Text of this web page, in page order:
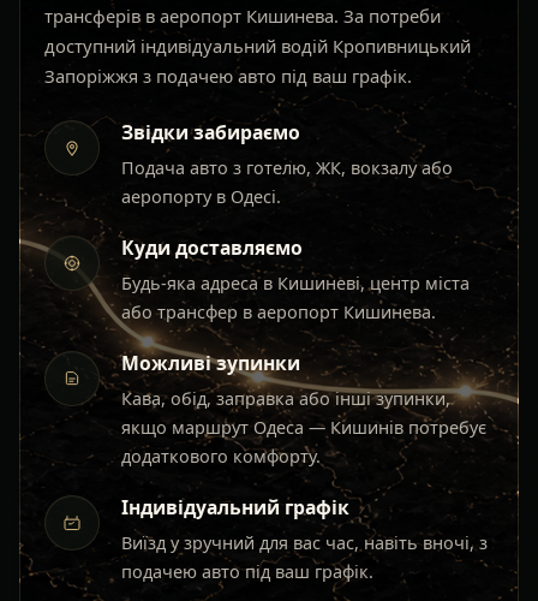
трансферів в аеропорт Кишинева. За потреби
доступний індивідуальний водій Кропивницький
Запоріжжя з подачею авто під ваш графік.
Звідки забираємо
Подача авто з готелю, ЖК, вокзалу або
аеропорту в Одесі.
Куди доставляємо
Будь-яка адреса в Кишиневі, центр міста
або трансфер в аеропорт Кишинева.
Можливі зупинки
Кава, обід, заправка або інші зупинки,
якщо маршрут Одеса — Кишинів потребує
додаткового комфорту.
Індивідуальний графік
Виїзд у зручний для вас час, навіть вночі, з
подачею авто під ваш графік.